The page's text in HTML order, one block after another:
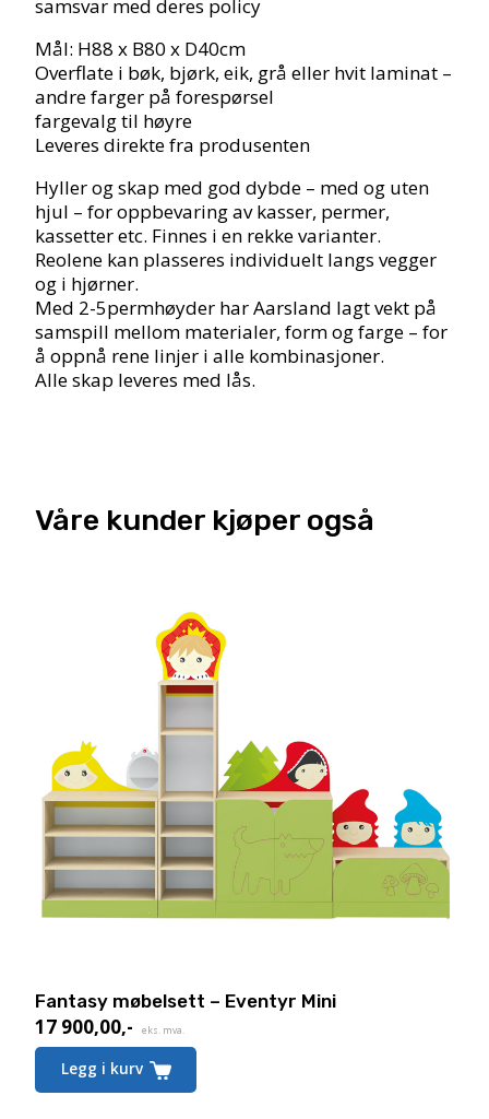
samsvar med deres policy
Mål: H88 x B80 x D40cm
Overflate i bøk, bjørk, eik, grå eller hvit laminat –
andre farger på forespørsel
fargevalg til høyre
Leveres direkte fra produsenten
Hyller og skap med god dybde – med og uten
hjul – for oppbevaring av kasser, permer,
kassetter etc. Finnes i en rekke varianter.
Reolene kan plasseres individuelt langs vegger
og i hjørner.
Med 2-5permhøyder har Aarsland lagt vekt på
samspill mellom materialer, form og farge – for
å oppnå rene linjer i alle kombinasjoner.
Alle skap leveres med lås.
Våre kunder kjøper også
Fantasy møbelsett – Eventyr Mini
17 900,00,- eks. mva.
Legg i kurv